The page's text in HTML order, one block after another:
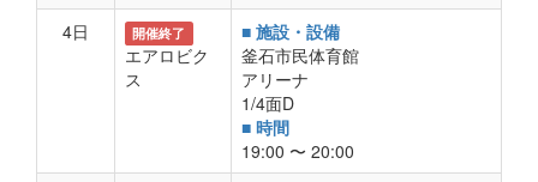
4日
開催終了
エアロビク
ス
■ 施設・設備
釜石市民体育館
アリーナ
1/4面D
■ 時間
19:00 〜 20:00